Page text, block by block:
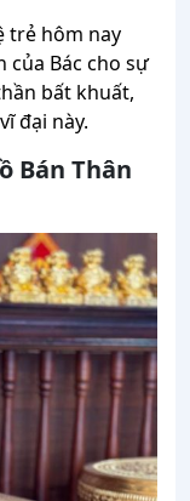
trẻ hôm nay
Bác cho sự
bất khuất,
đại này.
Bán Thân